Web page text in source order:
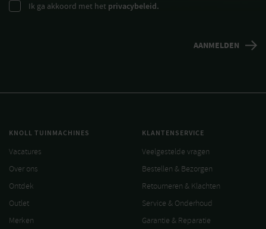
Ik ga akkoord met het privacybeleid.
KNOLL TUINMACHINES
Vacatures
Over ons
Ontdek
Outlet
Merken
KLANTENSERVICE
Veelgestelde vragen
Bestellen & Bezorgen
Retourneren & Klachten
Service & Onderhoud
Garantie & Reparatie